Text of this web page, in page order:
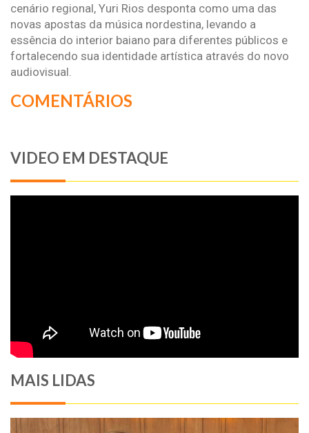
cenário regional, Yuri Rios desponta como uma das
novas apostas da música nordestina, levando a
essência do interior baiano para diferentes públicos e
fortalecendo sua identidade artística através do novo
audiovisual.
COMENTÁRIOS
VIDEO EM DESTAQUE
MAIS LIDAS